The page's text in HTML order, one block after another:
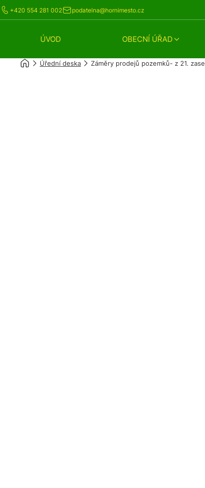
+420 554 281 002 podatelna@hornimesto.cz
ÚVOD OBECNÍ ÚŘAD
Úřední deska Záměry prodejů pozemků- z 21.